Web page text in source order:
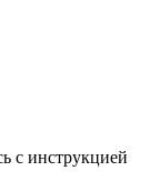
с инструкцией